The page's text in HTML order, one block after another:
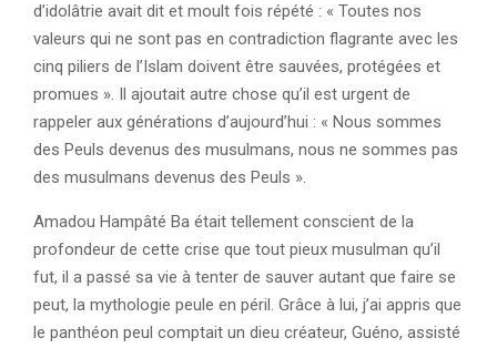
d’idolâtrie avait dit et moult fois répété : « Toutes nos
valeurs qui ne sont pas en contradiction flagrante avec les
cinq piliers de l’Islam doivent être sauvées, protégées et
promues ». Il ajoutait autre chose qu’il est urgent de
rappeler aux générations d’aujourd’hui : « Nous sommes
des Peuls devenus des musulmans, nous ne sommes pas
des musulmans devenus des Peuls ».
Amadou Hampâté Ba était tellement conscient de la
profondeur de cette crise que tout pieux musulman qu’il
fut, il a passé sa vie à tenter de sauver autant que faire se
peut, la mythologie peule en péril. Grâce à lui, j’ai appris que
le panthéon peul comptait un dieu créateur, Guéno, assisté